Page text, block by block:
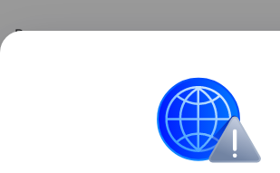
Ранее мырассказывали, как